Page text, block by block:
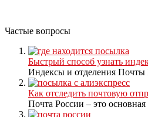
Частые вопросы
Быстрый способ узнать
Индексы и отделения Почты
Как отследить почтовую
Почта России – это основная